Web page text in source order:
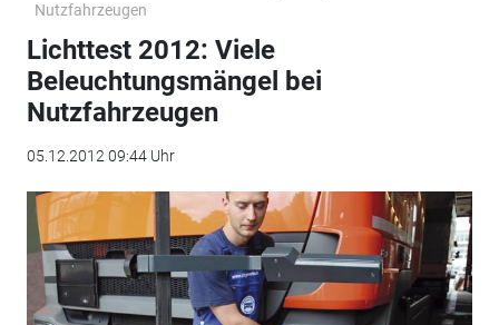
Nutzfahrzeugen
Lichttest 2012: Viele
Beleuchtungsmängel bei
Nutzfahrzeugen
05.12.2012 09:44 Uhr